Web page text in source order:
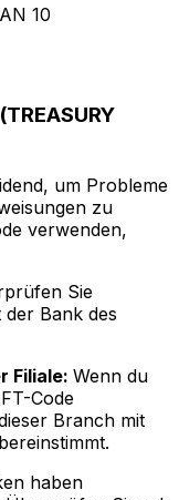
10
um Probleme
zu
verwenden,
Sie
Bank des
Filiale: Wenn du
Code
Branch mit
haben